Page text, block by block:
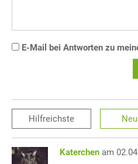
E-Mail bei Antworten zu
Hilfreichste
Katerchen am